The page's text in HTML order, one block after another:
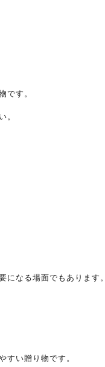
です。
。
になる場面でもあります。
すい贈り物です。